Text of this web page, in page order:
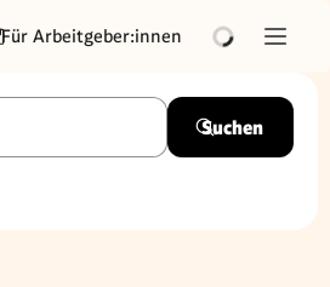
Für Arbeitgeber:innen
Suchen